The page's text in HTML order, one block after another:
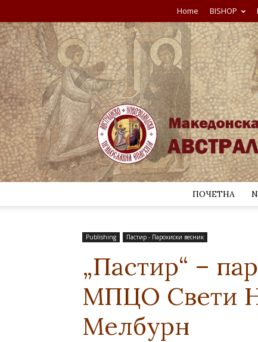
Home BISHOP
ПОЧЕТНА
Publishing Пастир - Парохиски весник
„Пастир“ –
МПЦО Свети
Мелбурн